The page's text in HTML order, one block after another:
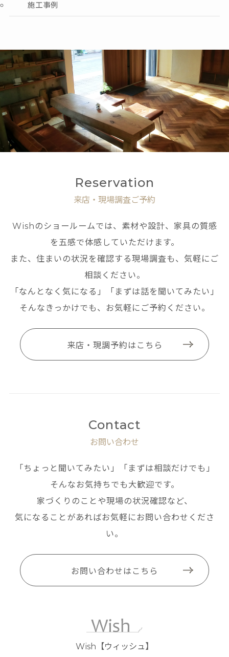
施工事例
Reservation
来店・現場調査ご予約
Wishのショールームでは、素材や設計、家具の質感
を五感で体感していただけます。
また、住まいの状況を確認する現場調査も、気軽にご
相談ください。
「なんとなく気になる」「まずは話を聞いてみたい」
そんなきっかけでも、お気軽にご予約ください。
来店・現調予約はこちら
Contact
お問い合わせ
「ちょっと聞いてみたい」「まずは相談だけでも」
そんなお気持ちでも大歓迎です。
家づくりのことや現場の状況確認など、
気になることがあればお気軽にお問い合わせくださ
い。
お問い合わせはこちら
Wish【ウィッシュ】